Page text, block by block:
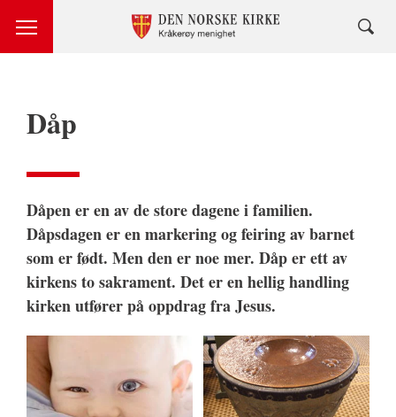
Dåp
Dåpen er en av de store dagene i familien.
Dåpsdagen er en markering og feiring av barnet
som er født. Men den er noe mer. Dåp er ett av
kirkens to sakrament. Det er en hellig handling
kirken utfører på oppdrag fra Jesus.